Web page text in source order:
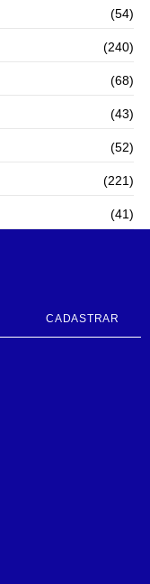
(54)
(240)
(68)
(43)
(52)
(221)
(41)
CADASTRAR